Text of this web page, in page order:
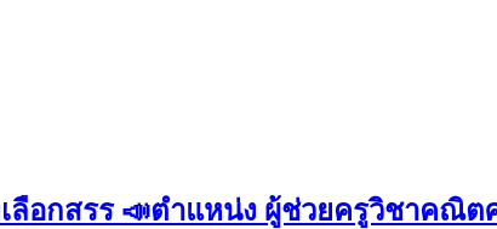
ลือกสรร 📣ตำแหน่ง ผู้ช่วยครูวิชาคณิต